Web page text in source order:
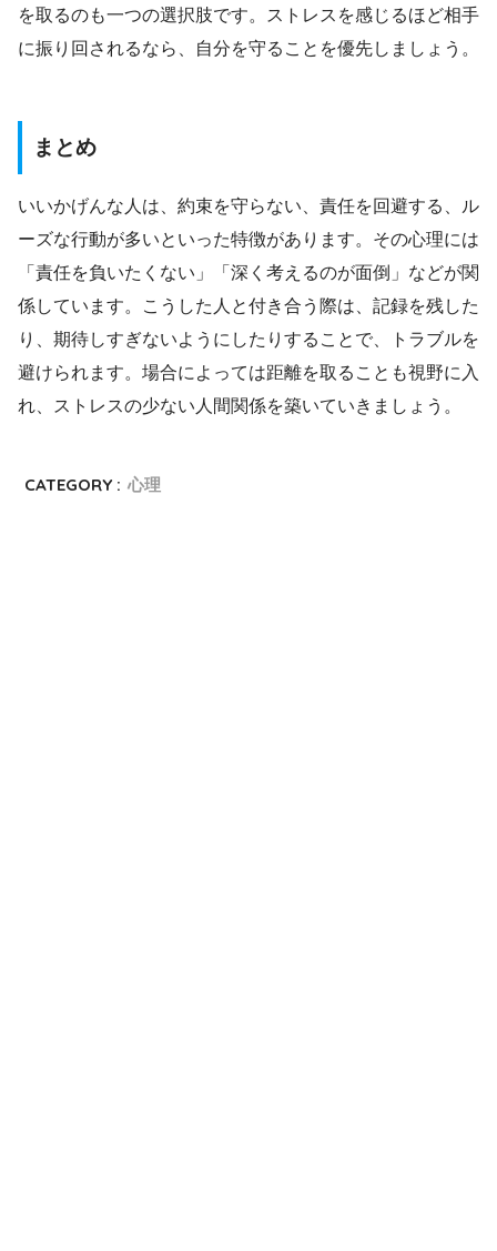
を取るのも一つの選択肢です。ストレスを感じるほど相手
に振り回されるなら、自分を守ることを優先しましょう。
まとめ
いいかげんな人は、約束を守らない、責任を回避する、ル
ーズな行動が多いといった特徴があります。その心理には
「責任を負いたくない」「深く考えるのが面倒」などが関
係しています。こうした人と付き合う際は、記録を残した
り、期待しすぎないようにしたりすることで、トラブルを
避けられます。場合によっては距離を取ることも視野に入
れ、ストレスの少ない人間関係を築いていきましょう。
CATEGORY : 心理